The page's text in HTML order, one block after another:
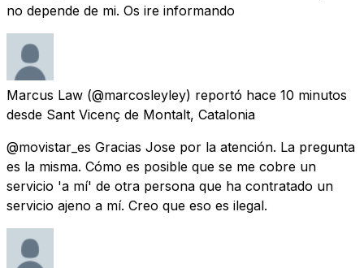
no depende de mi. Os ire informando
Marcus Law (@marcosleyley) reportó hace 10 minutos
desde Sant Vicenç de Montalt, Catalonia
@movistar_es Gracias Jose por la atención. La pregunta
es la misma. Cómo es posible que se me cobre un
servicio 'a mí' de otra persona que ha contratado un
servicio ajeno a mí. Creo que eso es ilegal.